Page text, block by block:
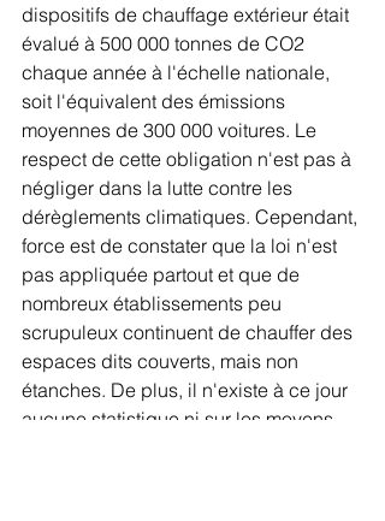
dispositifs de chauffage extérieur était
évalué à 500 000 tonnes de CO2
chaque année à l'échelle nationale,
soit l'équivalent des émissions
moyennes de 300 000 voitures. Le
respect de cette obligation n'est pas à
négliger dans la lutte contre les
dérèglements climatiques. Cependant,
force est de constater que la loi n'est
pas appliquée partout et que de
nombreux établissements peu
scrupuleux continuent de chauffer des
espaces dits couverts, mais non
étanches. De plus, il n'existe à ce jour
aucune statistique ni sur les moyens